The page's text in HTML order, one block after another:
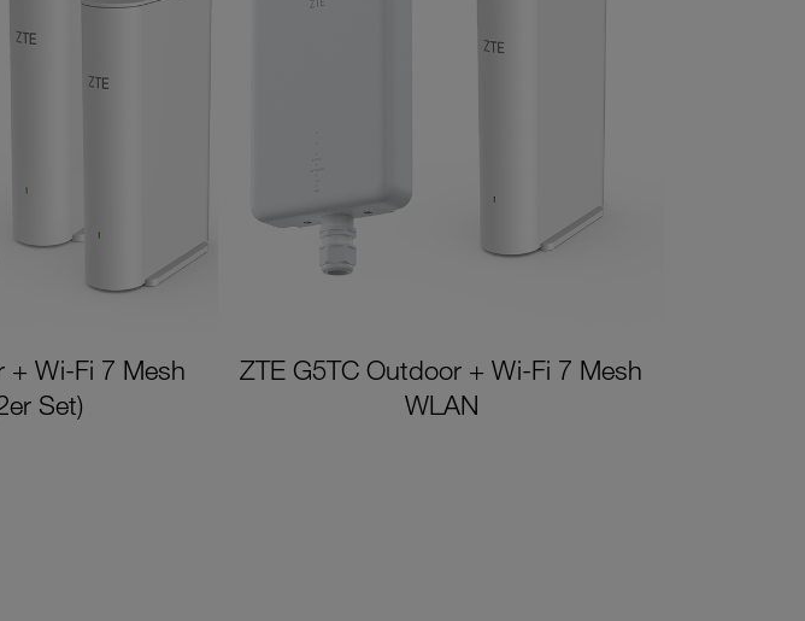
+ Wi-Fi 7 Mesh
Set)
ZTE G5TC Outdoor + Wi-Fi 7 Mesh
WLAN